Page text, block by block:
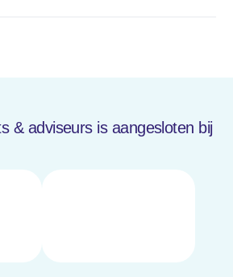
& adviseurs is aangesloten bij